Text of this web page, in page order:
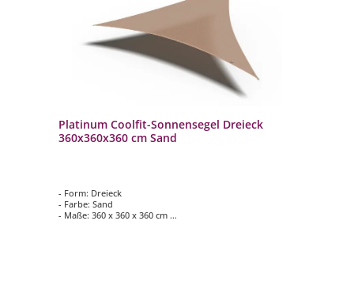
Platinum Coolfit-Sonnensegel Dreieck
360x360x360 cm Sand
- Form: Dreieck
- Farbe: Sand
- Maße: 360 x 360 x 360 cm